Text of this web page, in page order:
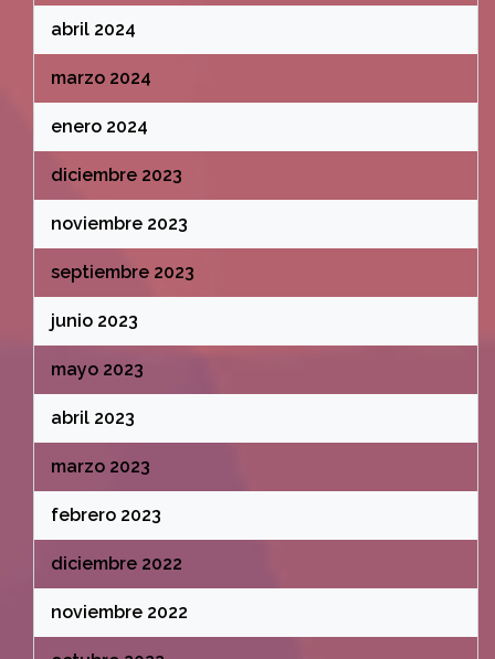
abril 2024
marzo 2024
enero 2024
diciembre 2023
noviembre 2023
septiembre 2023
junio 2023
mayo 2023
abril 2023
marzo 2023
febrero 2023
diciembre 2022
noviembre 2022